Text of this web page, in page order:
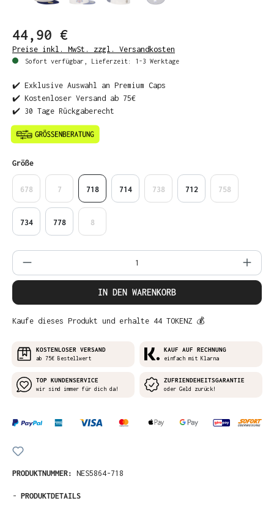
44,90 €
Preise inkl. MwSt. zzgl. Versandkosten
Sofort verfügbar, Lieferzeit: 1-3 Werktage
✔️ Exklusive Auswahl an Premium Caps
✔️ Kostenloser Versand ab 75€
✔️ 30 Tage Rückgaberecht
Größeauswählen
678 7 718 714 738 712 758
734 778 8
Produkt Anzahl: Gib den gewünschten
IN DEN WARENKORB
Kaufe dieses Produkt und erhalte 44 TOKENZ 💰
KOSTENLOSER VERSAND
ab 75€ Bestellwert
KAUF AUF RECHNUNG
einfach mit Klarna
TOP KUNDENSERVICE
wir sind immer für dich da!
ZUFRIENDEHEITSGARANTIE
oder Geld zurück!
PRODUKTNUMMER: NES5864-718
- PRODUKTDETAILS